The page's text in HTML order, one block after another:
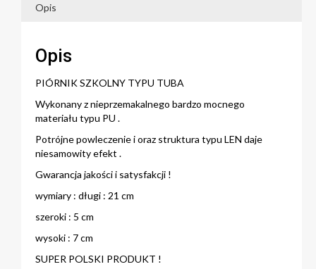
Opis
Opis
PIÓRNIK SZKOLNY TYPU TUBA
Wykonany z nieprzemakalnego bardzo mocnego
materiału typu PU .
Potrójne powleczenie i oraz struktura typu LEN daje
niesamowity efekt .
Gwarancja jakości i satysfakcji !
wymiary : długi : 21 cm
szeroki : 5 cm
wysoki : 7 cm
SUPER POLSKI PRODUKT !